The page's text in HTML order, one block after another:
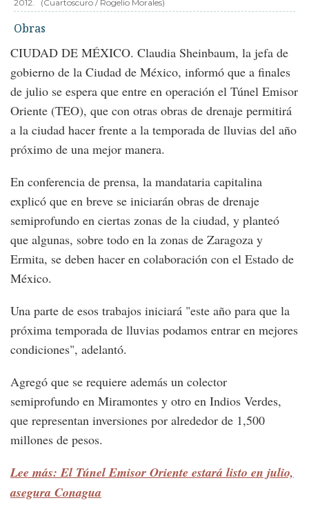
2012.
(Cuartoscuro / Rogelio Morales)
Obras
CIUDAD DE MÉXICO. Claudia Sheinbaum, la jefa de
gobierno de la Ciudad de México, informó que a finales
de julio se espera que entre en operación el Túnel Emisor
Oriente (TEO), que con otras obras de drenaje permitirá
a la ciudad hacer frente a la temporada de lluvias del año
próximo de una mejor manera.
En conferencia de prensa, la mandataria capitalina
explicó que en breve se iniciarán obras de drenaje
semiprofundo en ciertas zonas de la ciudad, y planteó
que algunas, sobre todo en la zonas de Zaragoza y
Ermita, se deben hacer en colaboración con el Estado de
México.
Una parte de esos trabajos iniciará "este año para que la
próxima temporada de lluvias podamos entrar en mejores
condiciones", adelantó.
Agregó que se requiere además un colector
semiprofundo en Miramontes y otro en Indios Verdes,
que representan inversiones por alrededor de 1,500
millones de pesos.
Lee más: El Túnel Emisor Oriente estará listo en julio,
asegura Conagua